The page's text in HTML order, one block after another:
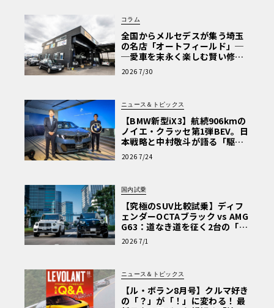
コラム
全国からメルセデスが集う埼玉
の名店「オートフィールド」─
─愛車を末永く楽しむ賢い修理
術と、プロがフックス製オイル
を選ぶ理由〈PR〉
2026 7/30
ニュース＆トピックス
【BMW新型iX3】航続906kmの
ノイエ・クラッセ第1弾BEV。日
本戦略と中村敬斗が語る「駆け
ぬける歓び」
2026 7/24
国内試乗
【究極のSUV比較試乗】ディフ
ェンダーOCTAブラック vs AMG
G63：道なき道を征く2台の「対
極的アプローチ」
2026 7/1
ニュース＆トピックス
【ル・ボラン8月号】クルマ好き
の「？」が「！」に変わる！ 最